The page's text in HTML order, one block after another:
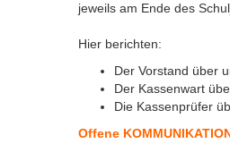
jeweils am Ende des
Hier berichten:
Der Vorstand über
Der Kassenwart
Die Kassenprüfer
Offene